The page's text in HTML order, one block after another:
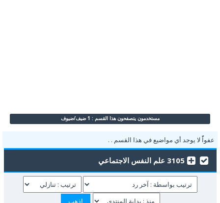
مستخدمون يتصفحون هذا القسم : 1 ضيف/ضيوف
عفواًً لا يوجد أي مواضيع في هذا القسم . .
3105 علم النفس الاجتماعي